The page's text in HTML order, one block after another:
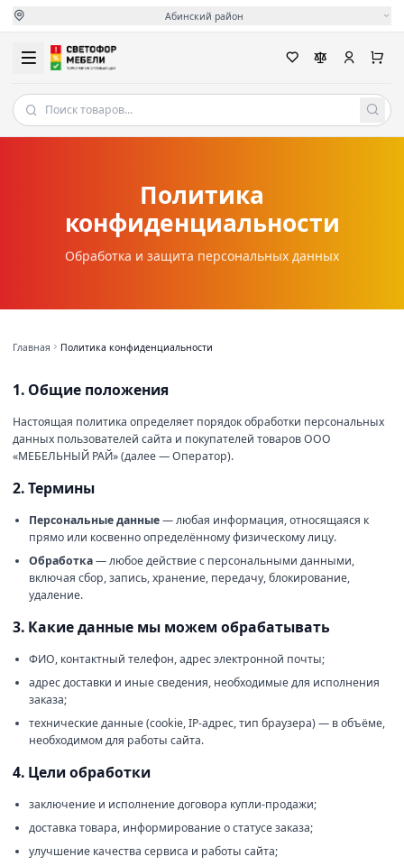
Абинский район
Политика
конфиденциальности
Обработка и защита персональных данных
Главная Политика конфиденциальности
1. Общие положения
Настоящая политика определяет порядок обработки персональных
данных пользователей сайта и покупателей товаровООО
«МЕБЕЛЬНЫЙ РАЙ»(далее — Оператор).
2. Термины
Персональные данные— любая информация, относящаяся к
прямо или косвенно определённому физическому лицу.
Обработка— любое действие с персональными данными,
включая сбор, запись, хранение, передачу, блокирование,
удаление.
3. Какие данные мы можем обрабатывать
ФИО, контактный телефон, адрес электронной почты;
адрес доставки и иные сведения, необходимые для исполнения
заказа;
технические данные (cookie, IP-адрес, тип браузера) — в объёме,
необходимом для работы сайта.
4. Цели обработки
заключение и исполнение договора купли-продажи;
доставка товара, информирование о статусе заказа;
улучшение качества сервиса и работы сайта;